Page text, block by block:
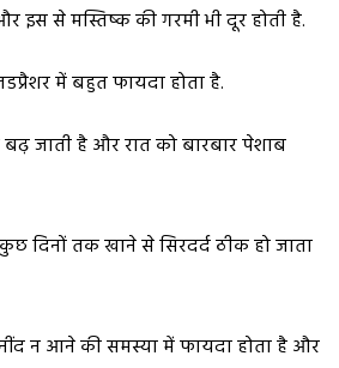
इस से मस्तिष्क की गरमी भी दूर होती है.
में बहुत फायदा होता है.
जाती है और रात को बारबार पेशाब
दिनों तक खाने से सिरदर्द ठीक हो जाता
न आने की समस्या में फायदा होता है और